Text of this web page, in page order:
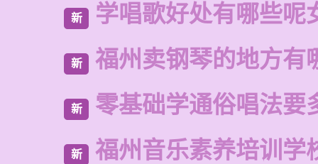
新 学唱歌好处有哪些呢
新 福州卖钢琴的地方有
新 零基础学通俗唱法要
新 福州音乐素养培训学